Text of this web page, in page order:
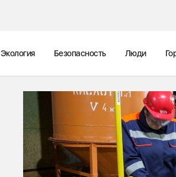
Экология Безопасность Люди